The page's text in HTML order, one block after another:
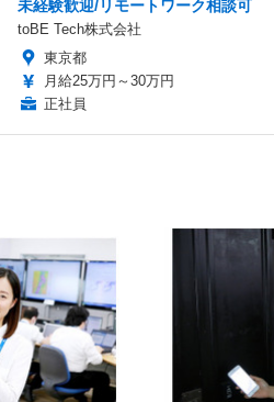
未経験歓迎/リモートワーク相談可
toBE Tech株式会社
東京都
月給25万円～30万円
正社員